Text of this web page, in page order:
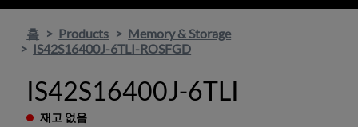
홈 Products
Memory & Storage
IS42S16400J-6TLI-ROSFGD
IS42S16400J-6TLI
재고 없음